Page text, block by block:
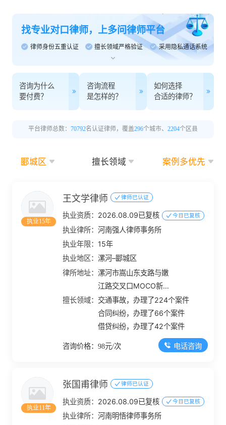
找专业对口律师，上多问律师平台
律师身份五重认证 擅长领域严格验证 采用隐私通话系统
咨询为什么
要付费？
咨询流程
是怎样的？
如何选择
合适的律师？
平台律师总数： 70792名认证律师，覆盖296个城市、 2204个区县
郾城区 擅长领域 案例多优先
执业15年
王文学律师 律师已认证
执业资质： 2026.08.09已复核 今日已复核
执业律所：河南强人律师事务所
执业年限： 15年
执业地区：漯河–郾城区
律所地址：漯河市嵩山东支路与嫩
江路交叉口MOCO新世
界1号楼1幢12层1201-
1220
擅长领域： 交通事故，办理了224个案件
合同纠纷，办理了66个案件
借贷纠纷，办理了42个案件
咨询价格：98元/次 电话咨询
执业11年
张国甫律师 律师已认证
执业资质： 2026.08.09已复核 今日已复核
执业律所：河南明悟律师事务所